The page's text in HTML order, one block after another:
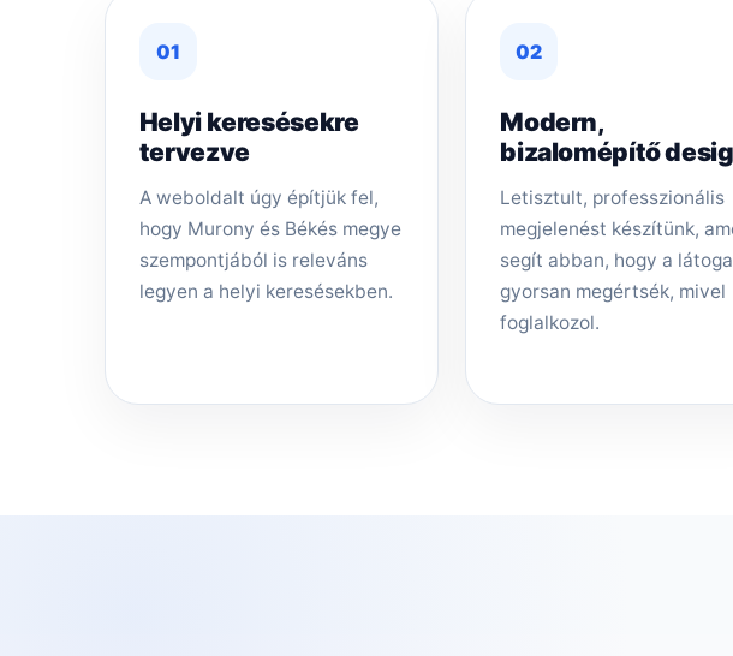
01
Helyi keresésekre
tervezve
A weboldalt úgy építjük fel,
hogy Murony és Békés megye
szempontjából is releváns
legyen a helyi keresésekben.
02
Modern,
bizalomépítő
Letisztult, professzionális
megjelenést készítünk,
segít abban, hogy a
gyorsan megértsék, mivel
foglalkozol.